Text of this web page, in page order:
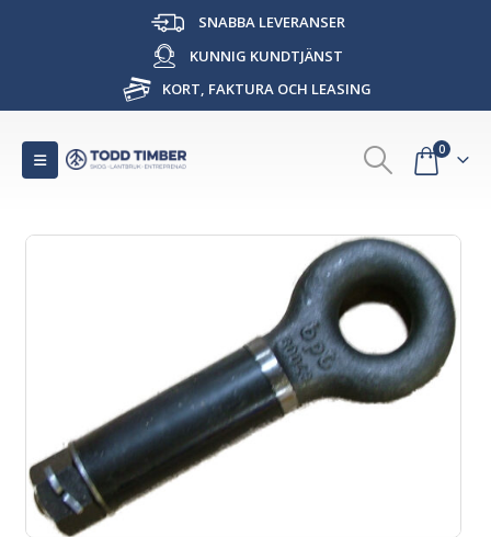
SNABBA LEVERANSER
KUNNIG KUNDTJÄNST
KORT, FAKTURA OCH LEASING
0